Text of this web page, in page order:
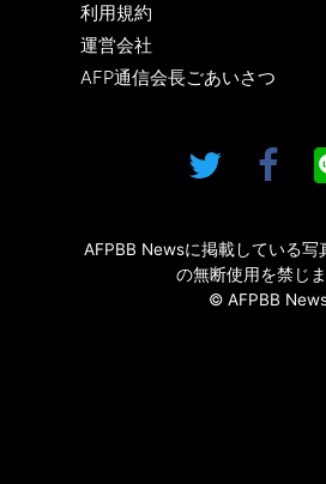
利用規約
運営会社
AFP通信会長ごあいさつ
AFPBB Newsに掲載している写
の無断使用を禁じま
© AFPBB